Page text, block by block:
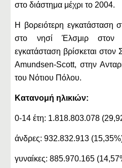
στο διάστημα μέχρι το 2004.
Η βορειότερη εγκατάσταση
στο νησί Έλσμιρ στον
εγκατάσταση βρίσκεται
Amundsen-Scott, στην
του Νότιου Πόλου.
Κατανομή ηλικιών:
0-14 έτη: 1.818.803.078
άνδρες: 932.832.913
γυναίκες: 885.970.165